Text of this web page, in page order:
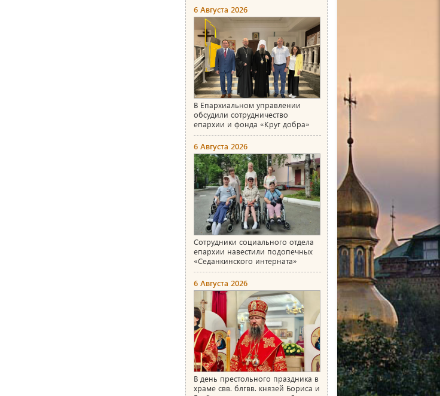
6 Августа 2026
В Епархиальном управлении
обсудили сотрудничество
епархии и фонда «Круг добра»
6 Августа 2026
Сотрудники социального отдела
епархии навестили подопечных
«Седанкинского интерната»
6 Августа 2026
В день престольного праздника в
храме свв. блгвв. князей Бориса и